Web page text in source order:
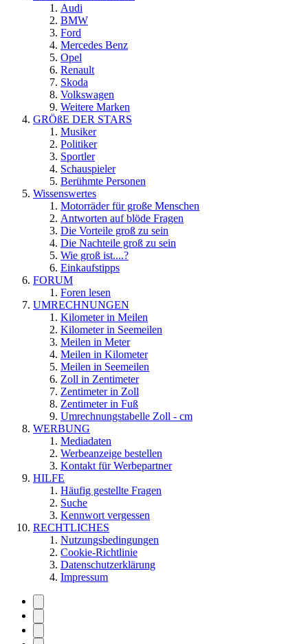
Audi
BMW
Ford
Mercedes Benz
Opel
Renault
Skoda
Volkswagen
Weitere Marken
GRÖßE DER STARS
Musiker
Politiker
Sportler
Schauspieler
Berühmte Personen
Wissenswertes
Motorräder für große Menschen
Antworten auf blöde Fragen
Die Vorteile groß zu sein
Die Nachteile groß zu sein
Wie groß ist....?
Einkaufstipps
FORUM
Foren lesen
UMRECHNUNGEN
Kilometer in Meilen
Kilometer in Seemeilen
Meilen in Meter
Meilen in Kilometer
Meilen in Seemeilen
Zoll in Zentimeter
Zentimeter in Zoll
Zentimeter in Fuß
Umrechnungstabelle Zoll - cm
WERBUNG
Mediadaten
Werbeanzeige bestellen
Kontakt für Werbepartner
HILFE
Häufig gestellte Fragen
Suche
Kennwort vergessen
RECHTLICHES
Nutzungsbedingungen
Cookie-Richtlinie
Datenschutzerklärung
Impressum